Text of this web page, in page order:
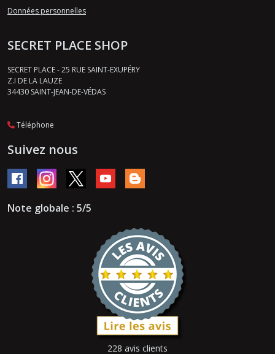
Données personnelles
SECRET PLACE SHOP
SECRET PLACE - 25 RUE SAINT-EXUPÉRY
Z.I DE LA LAUZE
34430 SAINT-JEAN-DE-VÉDAS
Téléphone
Suivez nous
Note globale : 5/5
228 avis clients